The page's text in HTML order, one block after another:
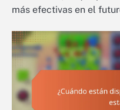
más efectivas en el